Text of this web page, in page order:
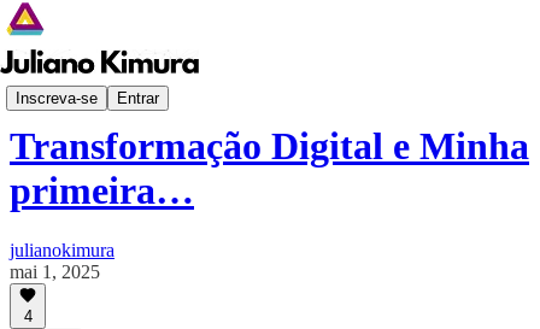
Inscreva-se Entrar
Palestras
Transformação Digital e Minha
primeira…
julianokimura
mai 1, 2025
4